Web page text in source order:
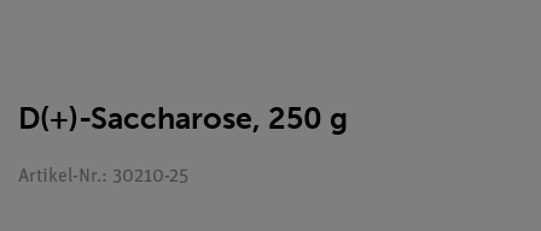
D(+)-Saccharose, 250 g
Artikel-Nr.: 30210-25